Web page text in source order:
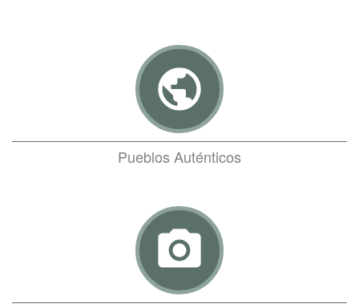
public
Pueblos Auténticos
photo_camera